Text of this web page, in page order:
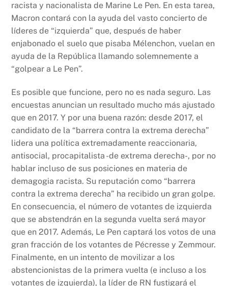
racista y nacionalista de Marine Le Pen. En esta tarea,
Macron contará con la ayuda del vasto concierto de
líderes de “izquierda” que, después de haber
enjabonado el suelo que pisaba Mélenchon, vuelan en
ayuda de la República llamando solemnemente a
“golpear a Le Pen”.
Es posible que funcione, pero no es nada seguro. Las
encuestas anuncian un resultado mucho más ajustado
que en 2017. Y por una buena razón: desde 2017, el
candidato de la “barrera contra la extrema derecha”
lidera una política extremadamente reaccionaria,
antisocial, procapitalista -de extrema derecha-, por no
hablar incluso de sus posiciones en materia de
demagogia racista. Su reputación como “barrera
contra la extrema derecha” ha recibido un gran golpe.
En consecuencia, el número de votantes de izquierda
que se abstendrán en la segunda vuelta será mayor
que en 2017. Además, Le Pen captará los votos de una
gran fracción de los votantes de Pécresse y Zemmour.
Finalmente, en un intento de movilizar a los
abstencionistas de la primera vuelta (e incluso a los
votantes de izquierda), la líder de RN fustigará el